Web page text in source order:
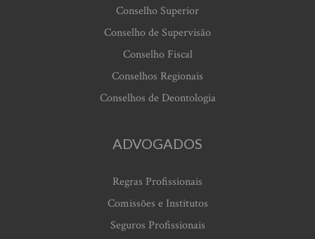
Conselho Superior
Conselho de Supervisão
Conselho Fiscal
Conselhos Regionais
Conselhos de Deontologia
ADVOGADOS
Regras Profissionais
Comissões e Institutos
Seguros Profissionais